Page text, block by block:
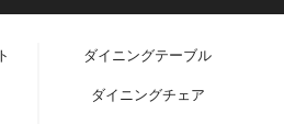
ダイニングテーブル
ダイニングチェア